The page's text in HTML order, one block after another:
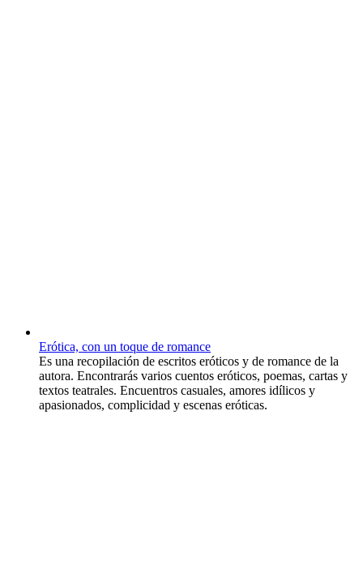
Erótica, con un toque de romance
Es una recopilación de escritos eróticos y de romance de la
autora. Encontrarás varios cuentos eróticos, poemas, cartas y
textos teatrales. Encuentros casuales, amores idílicos y
apasionados, complicidad y escenas eróticas.